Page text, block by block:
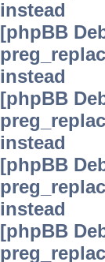
instead
[phpBB
instead
[phpBB
instead
[phpBB
instead
[phpBB